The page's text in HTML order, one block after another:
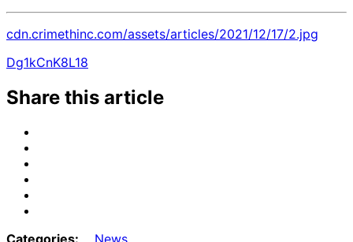
cdn.crimethinc.com/assets/articles/2021/12/17/2.jpg
Dg1kCnK8L18
Share this article